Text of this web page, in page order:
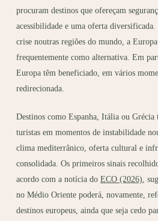
procuram destinos que ofereçam
acessibilidade e uma oferta
crise noutras regiões do mundo, a
frequentemente como alternativa. Em
Europa têm beneficiado, em vários
redirecionada.
Destinos como Espanha, Itália ou Grécia
turistas em momentos de instabilidade
clima mediterrânico, oferta cultural e
consolidada. Os primeiros sinais
acordo com a notícia do ECO (2026),
no Médio Oriente poderá, novamente,
destinos europeus, ainda que seja cedo